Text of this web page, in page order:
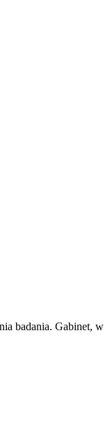
badania. Gabinet, w